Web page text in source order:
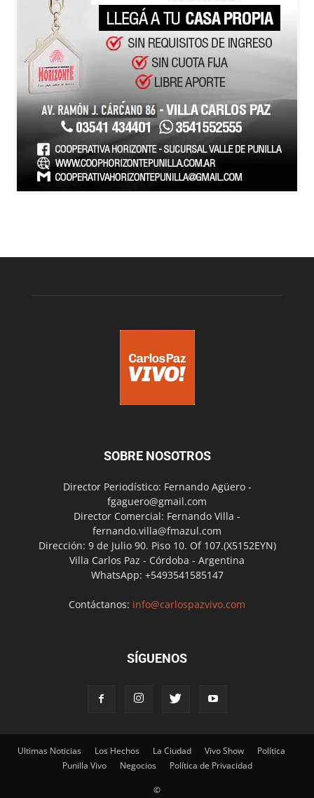
SOBRE NOSOTROS
Director Periodístico: Fernando Agüero -
fgaguero@gmail.com
Director Comercial: Fernando Villa -
fernando.villa@fmazul.com
Dirección: 9 de Julio 90. Piso 10. Of 107.(X5152EYN)
Villa Carlos Paz - Córdoba - Argentina
WhatsApp: +5493541585147
Contáctanos: info@carlospazvivo.com
SÍGUENOS
Ultimas Noticias Los Hechos La Ciudad Vivo Show
Política
Punilla Vivo
Negocios Política de Privacidad
©